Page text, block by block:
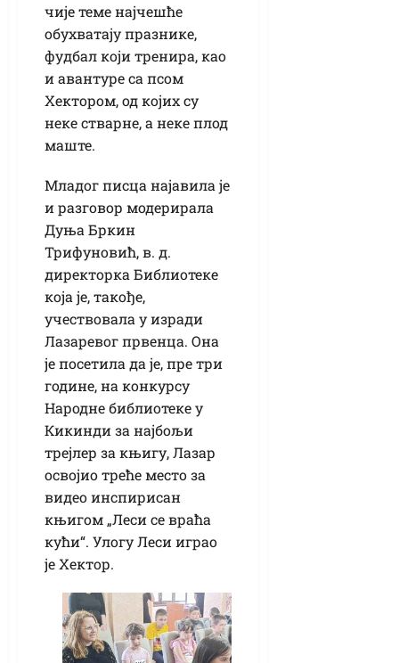
чије теме најчешће
обухватају празнике,
фудбал који тренира, као
и авантуре са псом
Хектором, од којих су
неке стварне, а неке плод
маште.
Младог писца најавила је
и разговор модерирала
Дуња Бркин
Трифуновић, в. д.
директорка Библиотеке
која је, такође,
учествовала у изради
Лазаревог првенца. Она
је посетила да је, пре три
године, на конкурсу
Народне библиотеке у
Кикинди за најбољи
трејлер за књигу, Лазар
освојио треће место за
видео инспирисан
књигом „Леси се враћа
кући“. Улогу Леси играо
је Хектор.